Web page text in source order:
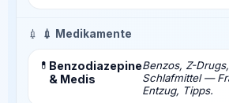
💉 💉 Medikamente
💊 Benzodiazepine
& Medis
Benzos, Z-Drugs,
Schlafmittel —
Entzug, Tipps.